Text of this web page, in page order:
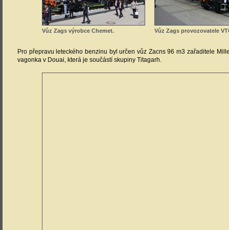
Vůz Zags výrobce Chemet. Vůz Zags provozovatele
Pro přepravu leteckého benzinu byl určen vůz Zacns 96 m3 zařaditele
vagonka v Douai, která je součástí skupiny Titagarh.